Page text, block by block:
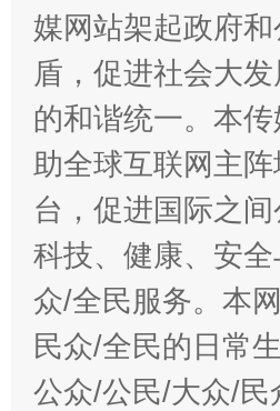
媒网站架起政府
盾，促进社会大
的和谐统一。本
助全球互联网主
台，促进国际之
科技、健康、安
众/全民服务。本
民众/全民的日常
公众/公民/大众/民